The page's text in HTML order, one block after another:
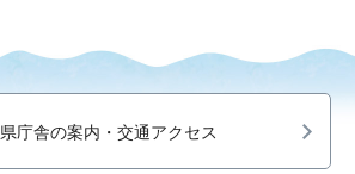
県庁舎の案内・交通アクセス